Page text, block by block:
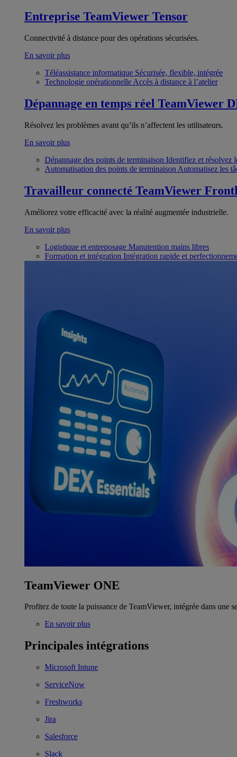
Entreprise TeamViewer Tensor
Connectivité à distance pour des opérations sécurisées.
En savoir plus
Téléassistance informatique Sécurisée, flexible, intégrée
Technologie opérationnelle Accès à distance à l’atelier
Dépannage en temps réel TeamViewer
Résolvez les problèmes avant qu’ils n’affectent les utilisateurs.
En savoir plus
Dépannage des points de terminaison Identifiez et résolvez
Automatisation des points de terminaison Automatisez les
Travailleur connecté TeamViewer
Améliorez votre efficacité avec la réalité augmentée industrielle.
En savoir plus
Logistique et entreposage Manutention mains libres
Formation et intégration Intégration rapide et
TeamViewer ONE
Profitez de toute la puissance de TeamViewer, intégrée dans une
En savoir plus
Principales intégrations
Microsoft Intune
ServiceNow
Freshworks
Jira
Salesforce
Slack